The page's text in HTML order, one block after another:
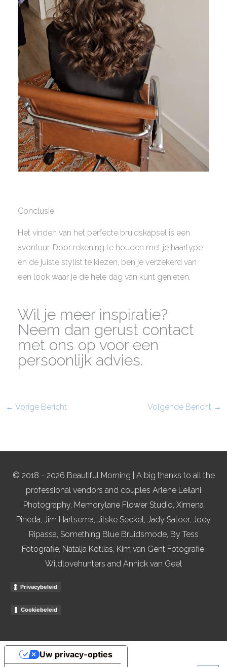
Conclusie
Het vinden van het perfecte bruidskapsel is een
avontuur. Door rekening te houden met je haartype
en de juiste stylist te kiezen, ben je verzekerd van
een look waar je de hele dag van kunt genieten.
Wil je meer inspiratie?
Neem dan gerust contact
met ons op voor een
persoonlijk advies.
← Vorige Bericht Volgende Bericht →
© 2018 - 2026 Beautiful Morning | A big thanks to all the
professional vendors and couples Arlene Leilani
Photography, Memorylane Flower Studio, Ximena
Pineda, Jim Hartsema, Jitske Seckel, Jady Satoer, Joey
Ripassa, Something Blue Bruidsmode, By Tess
Fotografie, Natalja Kotlias, Kim van Gent Fotografie,
Wildlovehunters and Annick van Geel
Privacybeleid
Cookiebeleid
Uw privacy-opties